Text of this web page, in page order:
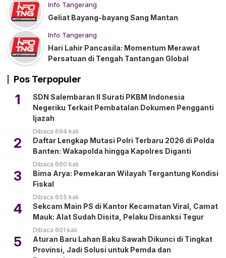
Info Tangerang
Geliat Bayang-bayang Sang Mantan
Info Tangerang
Hari Lahir Pancasila: Momentum Merawat
Persatuan di Tengah Tantangan Global
Pos Terpopuler
1
SDN Salembaran II Surati PKBM Indonesia
Negeriku Terkait Pembatalan Dokumen Pengganti
Ijazah
Dibaca 694 kali
2
Daftar Lengkap Mutasi Polri Terbaru 2026 di Polda
Banten: Wakapolda hingga Kapolres Diganti
Dibaca 660 kali
3
Bima Arya: Pemekaran Wilayah Tergantung Kondisi
Fiskal
Dibaca 655 kali
4
Sekcam Main PS di Kantor Kecamatan Viral, Camat
Mauk: Alat Sudah Disita, Pelaku Disanksi Tegur
Dibaca 601 kali
5
Aturan Baru Lahan Baku Sawah Dikunci di Tingkat
Provinsi, Jadi Solusi untuk Pemda dan